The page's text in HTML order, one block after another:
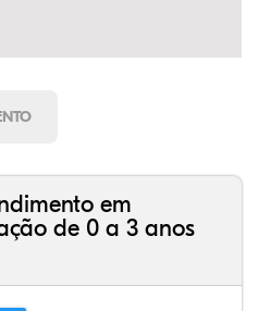
em
de 0 a 3 anos